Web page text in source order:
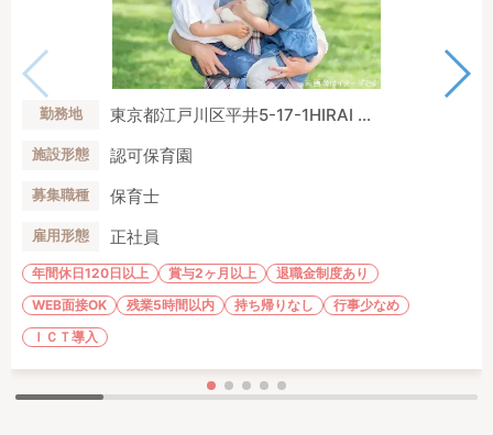
勤務地 東京都江戸川区平井5-17-1HIRAI ...
施設形態 認可保育園
募集職種 保育士
雇用形態 正社員
年間休日120日以上 賞与2ヶ月以上
退職金制度あり
WEB面接OK
残業5時間以内 持ち帰りなし
行事少なめ
ＩＣＴ導入